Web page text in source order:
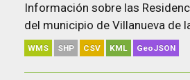
Información sobre las
del municipio de Villanueva de
WMS SHP CSV KML GeoJSON